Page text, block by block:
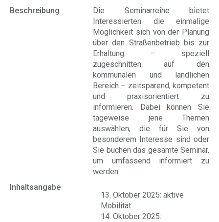
Beschreibung
Die Seminarreihe bietet
Interessierten die einmalige
Möglichkeit sich von der Planung
über den Straßenbetrieb bis zur
Erhaltung – speziell
zugeschnitten auf den
kommunalen und ländlichen
Bereich – zeitsparend, kompetent
und praxisorientiert zu
informieren. Dabei können Sie
tageweise jene Themen
auswählen, die für Sie von
besonderem Interesse sind oder
Sie buchen das gesamte Seminar,
um umfassend informiert zu
werden.
Inhaltsangabe
13. Oktober 2025: aktive
Mobilität
14. Oktober 2025: